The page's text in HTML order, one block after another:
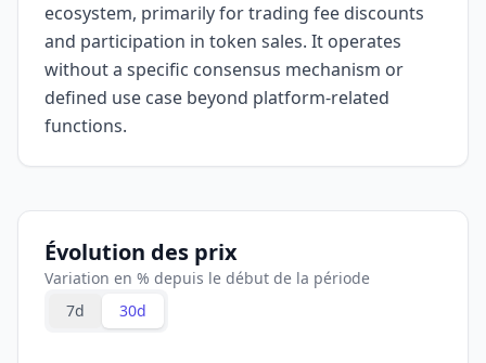
ecosystem, primarily for trading fee discounts
and participation in token sales. It operates
without a specific consensus mechanism or
defined use case beyond platform-related
functions.
Évolution des prix
Variation en % depuis le début de la période
7d
30d